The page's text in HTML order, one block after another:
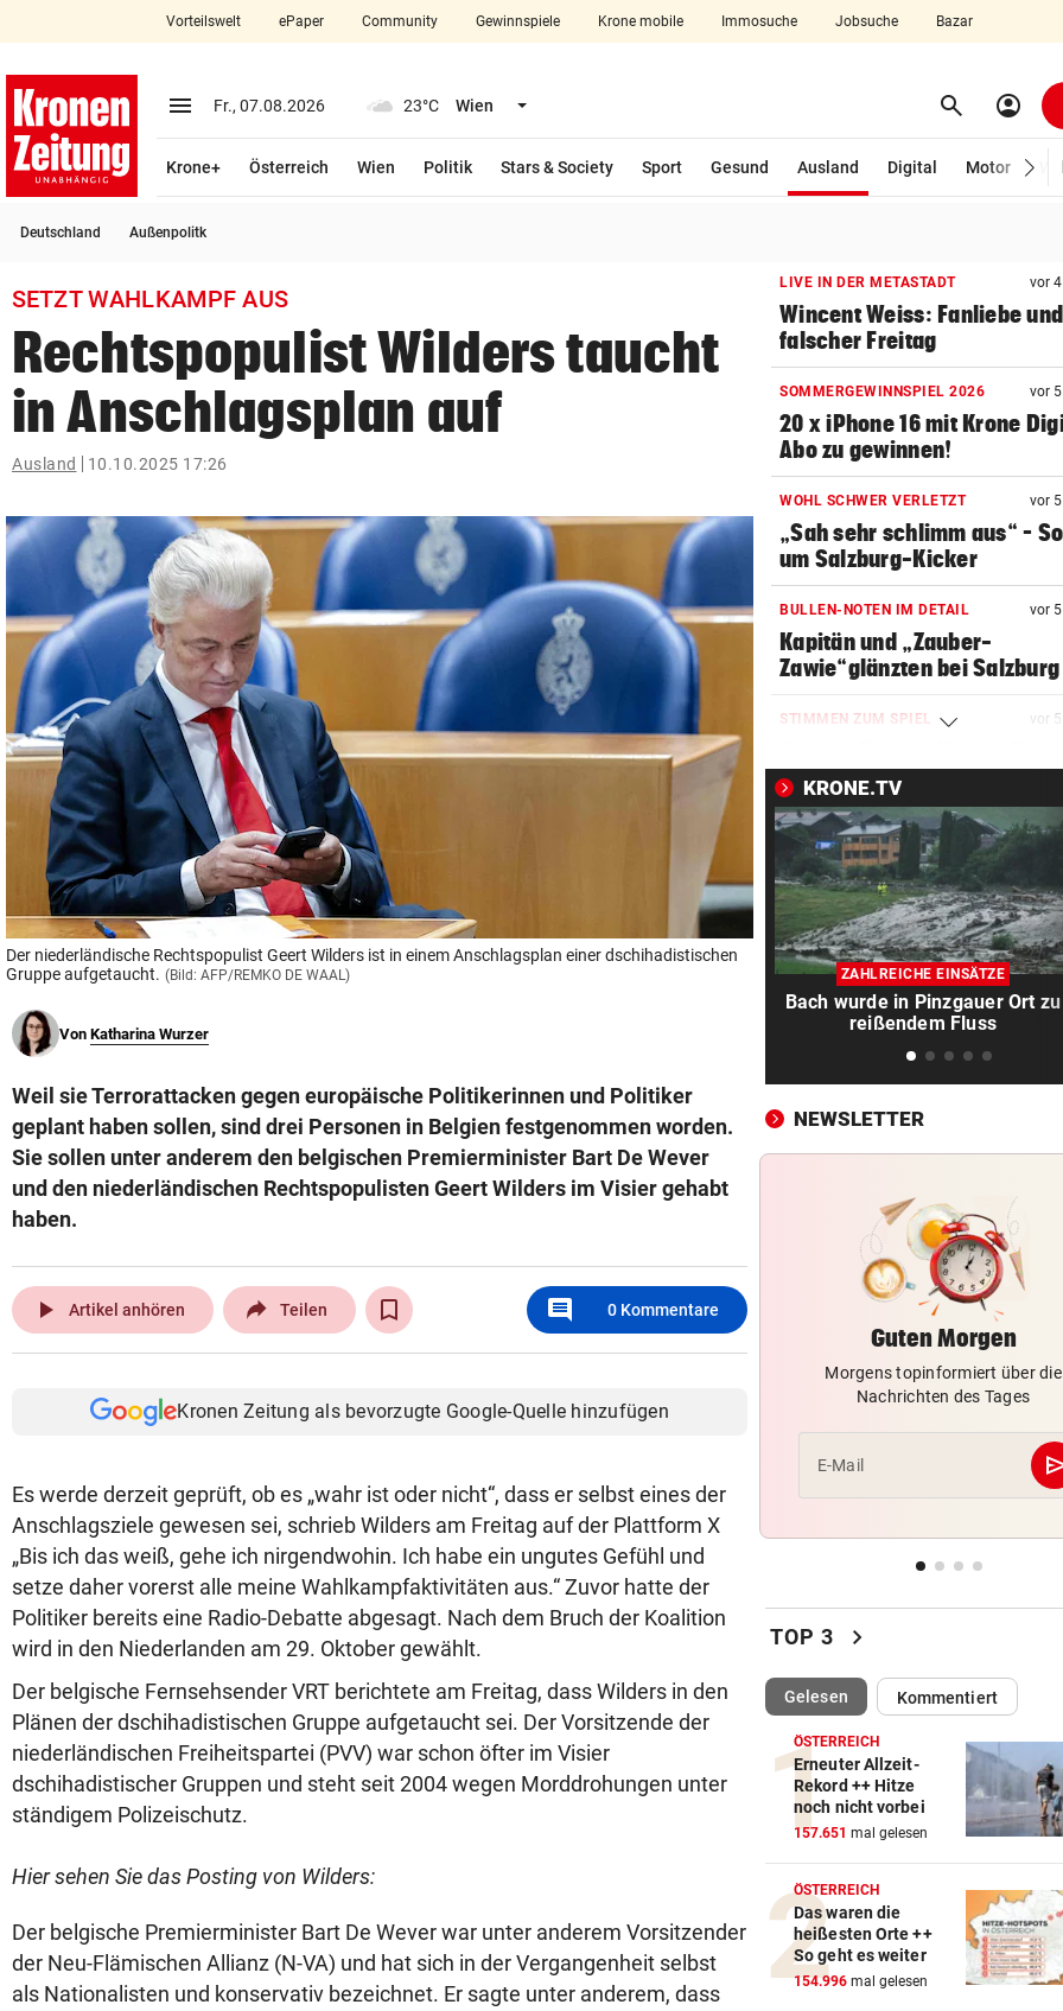
closeSchließen
account_circle Anmelden
arrow_right
bookmark
search
Suchbegriff
eingeben
© Krone Multimedia GmbH & Co KG 2026
Muthgasse 2, 1190 Wien
Vorteilswelt ePaper Community Gewinnspiele Krone mobile Immosuche Jobsuche Bazar
menu Menü aufklappen
Fr., 07.08.2026 23°C Wien Menü aufklappen search Suchen
account_circle
Krone+ Österreich Wien Politik Stars & Society Sport Gesund Ausland
Digital
Motor
Deutschland Außenpolitk
SETZT WAHLKAMPF AUS
Rechtspopulist Wilders taucht
in Anschlagsplan auf
Ausland 10.10.2025 17:26
Der niederländische Rechtspopulist Geert Wilders ist in einem Anschlagsplan einer dschihadistischen
Gruppe aufgetaucht. (Bild: AFP/REMKO DE WAAL)
Von Katharina Wurzer
Weil sie Terrorattacken gegen europäische Politikerinnen und Politiker
geplant haben sollen, sind drei Personen in Belgien festgenommen worden.
Sie sollen unter anderem den belgischen Premierminister Bart De Wever
und den niederländischen Rechtspopulisten Geert Wilders im Visier gehabt
haben.
play_arrow Artikel anhören Teilen comment 0 Kommentare
Kronen Zeitung als bevorzugte Google-Quelle hinzufügen
Es werde derzeit geprüft, ob es „wahr ist oder nicht“, dass er selbst eines der
Anschlagsziele gewesen sei, schrieb Wilders am Freitag auf der Plattform X
„Bis ich das weiß, gehe ich nirgendwohin. Ich habe ein ungutes Gefühl und
setze daher vorerst alle meine Wahlkampfaktivitäten aus.“ Zuvor hatte der
Politiker bereits eine Radio-Debatte abgesagt. Nach dem Bruch der Koalition
wird in den Niederlanden am 29. Oktober gewählt.
Der belgische Fernsehsender VRT berichtete am Freitag, dass Wilders in den
Plänen der dschihadistischen Gruppe aufgetaucht sei. Der Vorsitzende der
niederländischen Freiheitspartei (PVV) war schon öfter im Visier
dschihadistischer Gruppen und steht seit 2004 wegen Morddrohungen unter
ständigem Polizeischutz.
Hier sehen Sie das Posting von Wilders:
Der belgische Premierminister Bart De Wever war unter anderem Vorsitzender
der Neu-Flämischen Allianz (N-VA) und hat sich in der Vergangenheit selbst
als Nationalisten und konservativ bezeichnet. Er sagte unter anderem, dass
LIVE IN DER METASTADT vor
Wincent Weiss: Fanliebe
falscher Freitag
SOMMERGEWINNSPIEL 2026 vor
20 x iPhone 16 mit Krone
Abo zu gewinnen!
WOHL SCHWER VERLETZT vor
„Sah sehr schlimm aus“ –
um Salzburg-Kicker
BULLEN-NOTEN IM DETAIL vor
Kapitän und „Zauber-
Zawie“glänzten bei Salzburg
STIMMEN ZUM SPIEL vor
uns besser!“
KUNDENDATEN BETROFFEN vor 6
Cyberangriff auf Wiener
Schmuckhändler Frey Wille
EUROPA-LEAGUE-QUALI vor
Joker Tabakovic führt
Last-Minute-Sieg
Erste Anklage gegen Israeli
Gaza-Krieg
STIMMEN ZUM SPIEL vor
superhappy nach Hause“
ORKAN, KEIN STROM & CO
Skurrilitäten in der Red Bull
häufen sich
WASSERSPRINGEN vor 7
Knoll bei EM Achter vom
Lotfi auf Rang 12!
vor
Sprintrennen geben
Katzentöter-Anwalt: „Nie so
Hass begegnet“
TRUMP DROHT:
Lange Haftstrafen für
über Waffenengpässe
CONFERENCE LEAGUE vor
Sieg! Austria stößt die Tür
Play-off weit auf
MITTEN IN HITZEWELLE vor
Irre! Salzburg – Pafos wegen
Sintflut unterbrochen
KRONE.TV
ZAHLREICHE EINSÄTZE
Bach wurde in Pinzgauer Ort zu
reißendem Fluss
NEWSLETTER
Guten Morgen
Morgens topinformiert über die
Nachrichten des Tages
E-Mail
TOP 3 chevron_right
Gelesen(ausgewählt)Kommentiert
ÖSTERREICH
Erneuter Allzeit-
Rekord ++ Hitze
noch nicht vorbei
157.651 mal gelesen
ÖSTERREICH
Das waren die
heißesten Orte ++
So geht es weiter
154.996 mal gelesen